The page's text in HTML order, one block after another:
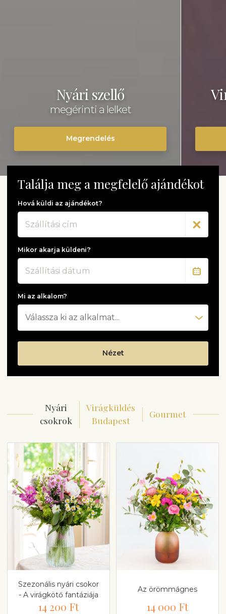
Nyári szellő
megérinti a lelket
Megrendelés
Találja meg a megfelelő ajándékot
Hová küldi az ajándékot?
Cím
Mikor akarja küldeni?
Dátum
Mi az alkalom?
Nézet
Nyári
csokrok
Virágküldés
Budapest
Gourmet
Szezonális nyári csokor
- A virágkötő fantáziája
14 200 Ft
Az örömmágnes
14 000 Ft